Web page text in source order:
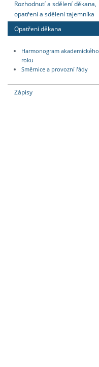
Rozhodnutí a sdělení děkana,
opatření a sdělení tajemníka
Opatření děkana
Harmonogram akademického
roku
Směrnice a provozní řády
Zápisy